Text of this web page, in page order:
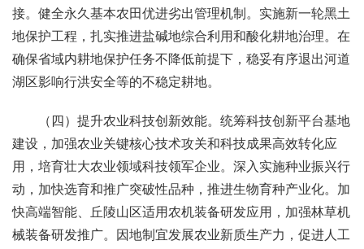
接。健全永久基本农田优进劣出管理机制。实施新一轮黑土
地保护工程，扎实推进盐碱地综合利用和酸化耕地治理。在
确保省域内耕地保护任务不降低前提下，稳妥有序退出河道
湖区影响行洪安全等的不稳定耕地。
（四）提升农业科技创新效能。统筹科技创新平台基地
建设，加强农业关键核心技术攻关和科技成果高效转化应
用，培育壮大农业领域科技领军企业。深入实施种业振兴行
动，加快选育和推广突破性品种，推进生物育种产业化。加
快高端智能、丘陵山区适用农机装备研发应用，加强林草机
械装备研发推广。因地制宜发展农业新质生产力，促进人工